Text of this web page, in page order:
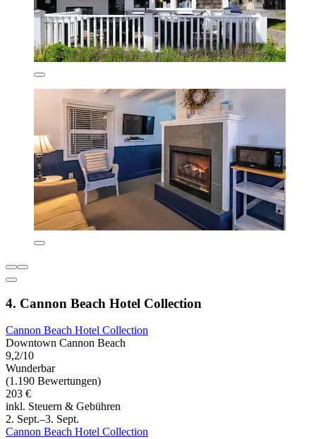
4. Cannon Beach Hotel Collection
Cannon Beach Hotel Collection
Downtown Cannon Beach
9,2/10
Wunderbar
(1.190 Bewertungen)
203 €
inkl. Steuern & Gebühren
2. Sept.–3. Sept.
Cannon Beach Hotel Collection